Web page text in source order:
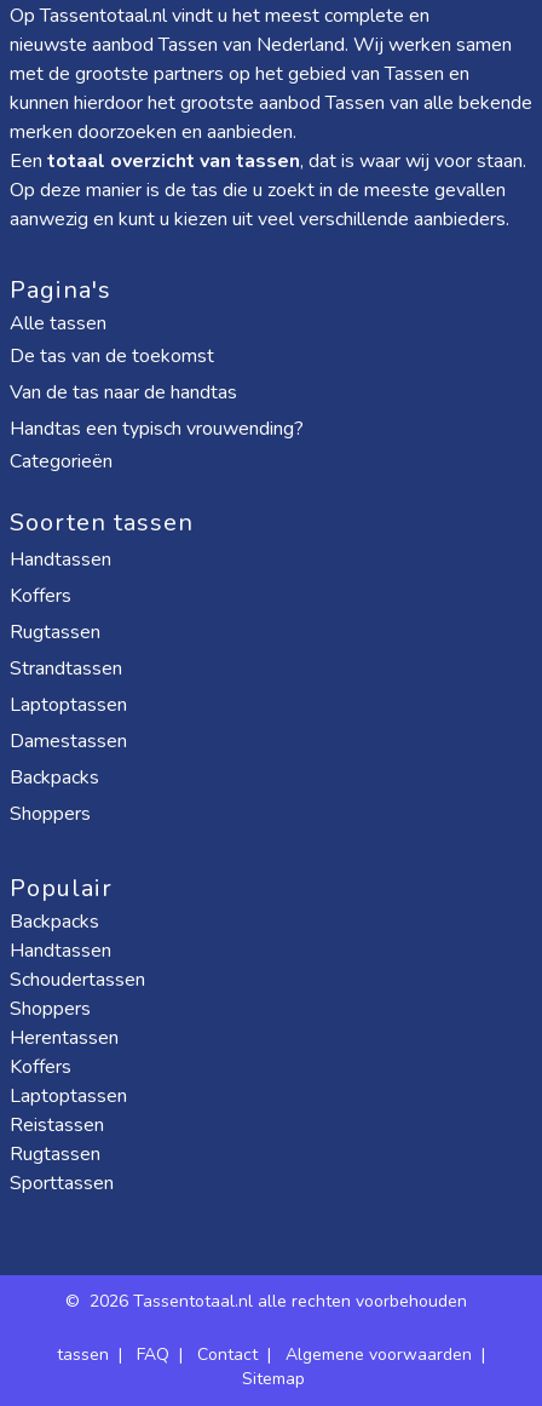
Op Tassentotaal.nl vindt u het meest complete en
nieuwste aanbod Tassen van Nederland. Wij werken samen
met de grootste partners op het gebied van Tassen en
kunnen hierdoor het grootste aanbod Tassen van alle bekende
merken doorzoeken en aanbieden.
Een totaal overzicht van tassen, dat is waar wij voor staan.
Op deze manier is de tas die u zoekt in de meeste gevallen
aanwezig en kunt u kiezen uit veel verschillende aanbieders.
Pagina's
Alle tassen
De tas van de toekomst
Van de tas naar de handtas
Handtas een typisch vrouwending?
Categorieën
Soorten tassen
Handtassen
Koffers
Rugtassen
Strandtassen
Laptoptassen
Damestassen
Backpacks
Shoppers
Populair
Backpacks
Handtassen
Schoudertassen
Shoppers
Herentassen
Koffers
Laptoptassen
Reistassen
Rugtassen
Sporttassen
© 2026 Tassentotaal.nl alle rechten voorbehouden
tassen | FAQ | Contact| Algemene voorwaarden |
Sitemap